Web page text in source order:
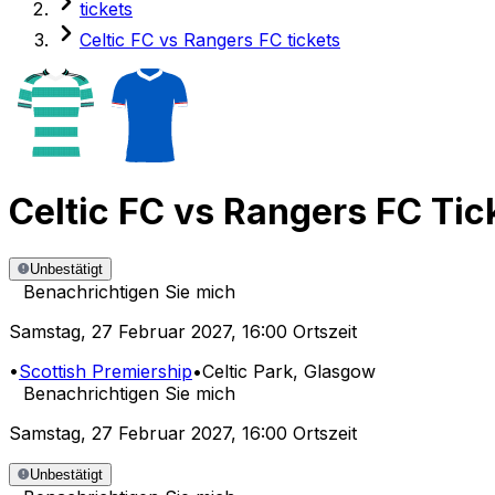
tickets
Celtic FC vs Rangers FC tickets
Celtic FC vs Rangers FC
Unbestätigt
Benachrichtigen Sie mich
Samstag, 27 Februar 2027, 16:00 Ortszeit
•Scottish Premiership•Celtic Park, Glasgow
Benachrichtigen Sie mich
Samstag, 27 Februar 2027, 16:00 Ortszeit
Unbestätigt